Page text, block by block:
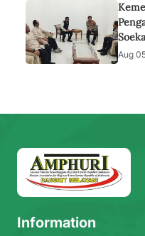
Aug
Information